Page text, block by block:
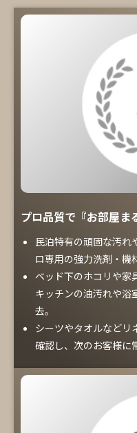
プロ品質で『お部屋ま
民泊特有の頑固な汚れ
ロ専用の強力洗剤・機
ベッド下のホコリや家
キッチンの油汚れや浴
去。
シーツやタオルなどリ
確認し、次のお客様に